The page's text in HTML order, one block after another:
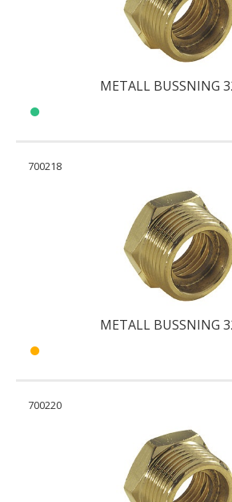
METALL BUSSNING
700218
METALL BUSSNING
700220